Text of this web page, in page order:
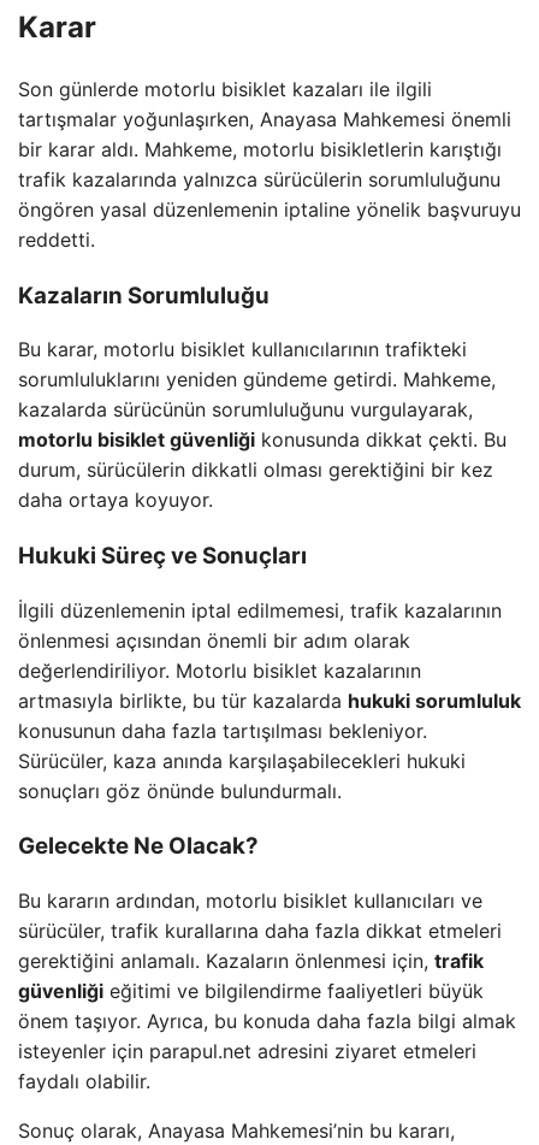
Karar
Son günlerde motorlu bisiklet kazaları ile ilgili
tartışmalar yoğunlaşırken, Anayasa Mahkemesi önemli
bir karar aldı. Mahkeme, motorlu bisikletlerin karıştığı
trafik kazalarında yalnızca sürücülerin sorumluluğunu
öngören yasal düzenlemenin iptaline yönelik başvuruyu
reddetti.
Kazaların Sorumluluğu
Bu karar, motorlu bisiklet kullanıcılarının trafikteki
sorumluluklarını yeniden gündeme getirdi. Mahkeme,
kazalarda sürücünün sorumluluğunu vurgulayarak,
motorlu bisiklet güvenliği konusunda dikkat çekti. Bu
durum, sürücülerin dikkatli olması gerektiğini bir kez
daha ortaya koyuyor.
Hukuki Süreç ve Sonuçları
İlgili düzenlemenin iptal edilmemesi, trafik kazalarının
önlenmesi açısından önemli bir adım olarak
değerlendiriliyor. Motorlu bisiklet kazalarının
artmasıyla birlikte, bu tür kazalarda hukuki sorumluluk
konusunun daha fazla tartışılması bekleniyor.
Sürücüler, kaza anında karşılaşabilecekleri hukuki
sonuçları göz önünde bulundurmalı.
Gelecekte Ne Olacak?
Bu kararın ardından, motorlu bisiklet kullanıcıları ve
sürücüler, trafik kurallarına daha fazla dikkat etmeleri
gerektiğini anlamalı. Kazaların önlenmesi için, trafik
güvenliği eğitimi ve bilgilendirme faaliyetleri büyük
önem taşıyor. Ayrıca, bu konuda daha fazla bilgi almak
isteyenler için parapul.net adresini ziyaret etmeleri
faydalı olabilir.
Sonuç olarak, Anayasa Mahkemesi’nin bu kararı,